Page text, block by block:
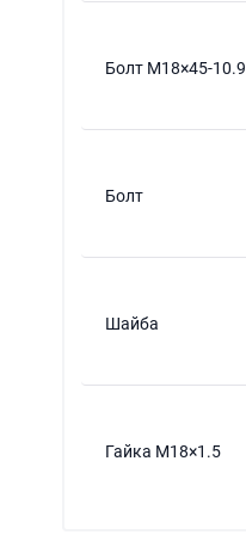
Болт M18×45-10.9
Болт
Шайба
Гайка M18×1.5